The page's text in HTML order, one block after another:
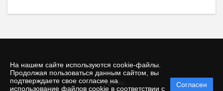
На нашем сайте используются cookie-файлы.
Продолжая пользоваться данным сайтом, вы
подтверждаете свое согласие на
использование файлов cookie в соответствии с
Согласен
© qje.su
Политика